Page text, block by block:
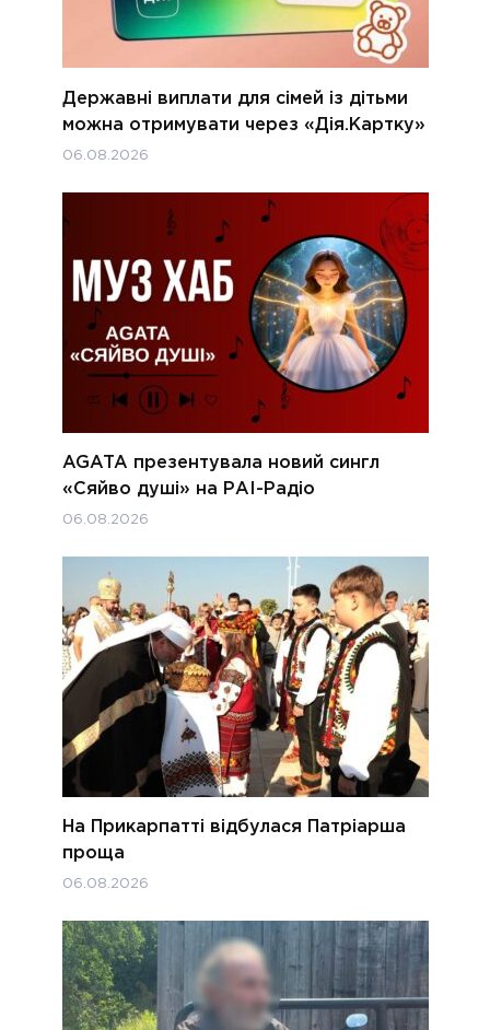
Державні виплати для сімей із дітьми
можна отримувати через «Дія.Картку»
06.08.2026
AGATA презентувала новий сингл
«Сяйво душі» на РАІ-Радіо
06.08.2026
На Прикарпатті відбулася Патріарша
проща
06.08.2026